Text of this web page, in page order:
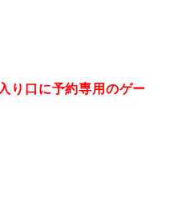
り口に予約専用のゲー